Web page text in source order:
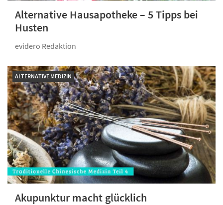
Alternative Hausapotheke – 5 Tipps bei
Husten
evidero Redaktion
ALTERNATIVE MEDIZIN
Akupunktur macht glücklich